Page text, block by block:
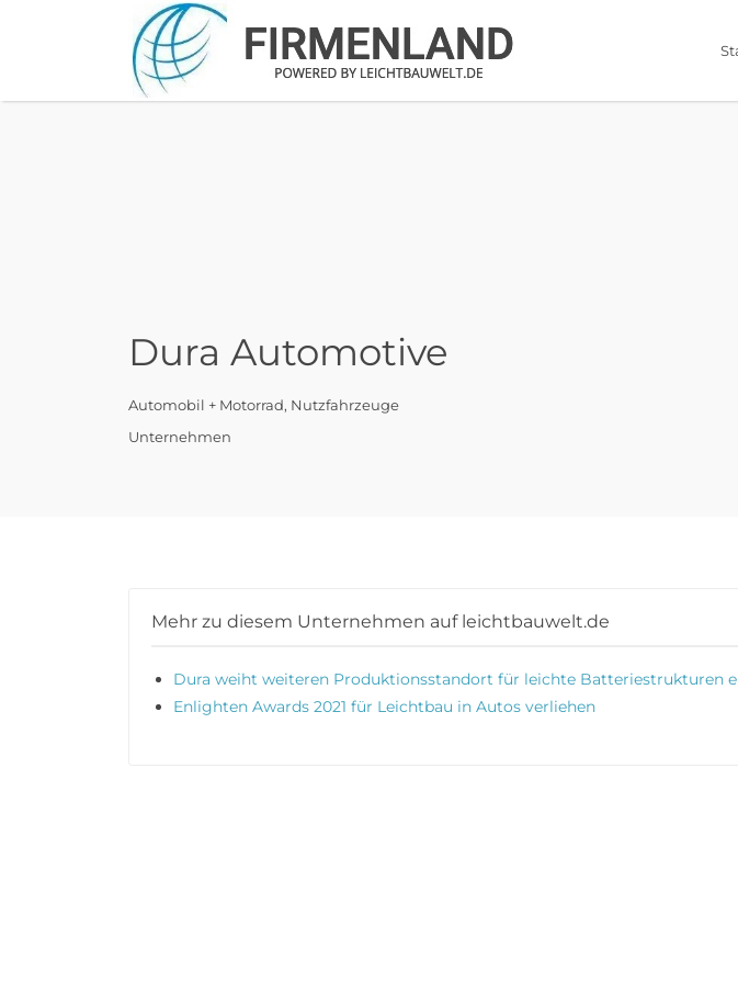
Suchen
nach:
Dura Automotive
Automobil + Motorrad Nutzfahrzeuge
Unternehmen
Mehr zu diesem Unternehmen auf leichtbauwelt.de
Dura weiht weiteren Produktionsstandort für leichte Batteriestrukturen
Enlighten Awards 2021 für Leichtbau in Autos verliehen